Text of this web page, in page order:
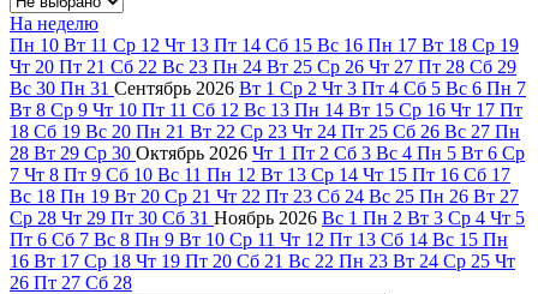
На неделю
Пн 10 Вт 11 Ср 12 Чт 13 Пт 14 Сб 15 Вс 16 Пн 17 Вт 18 Ср 19
Чт 20 Пт 21 Сб 22 Вс 23 Пн 24 Вт 25 Ср 26 Чт 27 Пт 28 Сб 29
Вс 30 Пн 31 Сентябрь 2026 Вт 1 Ср 2 Чт 3 Пт 4 Сб 5 Вс 6 Пн 7
Вт 8 Ср 9 Чт 10 Пт 11 Сб 12 Вс 13 Пн 14 Вт 15 Ср 16 Чт 17 Пт
18 Сб 19 Вс 20 Пн 21 Вт 22 Ср 23 Чт 24 Пт 25 Сб 26 Вс 27 Пн
28 Вт 29 Ср 30 Октябрь 2026 Чт 1 Пт 2 Сб 3 Вс 4 Пн 5 Вт 6 Ср
7 Чт 8 Пт 9 Сб 10 Вс 11 Пн 12 Вт 13 Ср 14 Чт 15 Пт 16 Сб 17
Вс 18 Пн 19 Вт 20 Ср 21 Чт 22 Пт 23 Сб 24 Вс 25 Пн 26 Вт 27
Ср 28 Чт 29 Пт 30 Сб 31 Ноябрь 2026 Вс 1 Пн 2 Вт 3 Ср 4 Чт 5
Пт 6 Сб 7 Вс 8 Пн 9 Вт 10 Ср 11 Чт 12 Пт 13 Сб 14 Вс 15 Пн
16 Вт 17 Ср 18 Чт 19 Пт 20 Сб 21 Вс 22 Пн 23 Вт 24 Ср 25 Чт
26 Пт 27 Сб 28